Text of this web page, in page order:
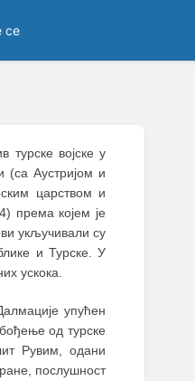
се
турске војске у
(са Аустријом и
царством и
према којем je
укључивали су
и Турске. У
ускока.
упућен
од турске
Рувим, одани
послушност